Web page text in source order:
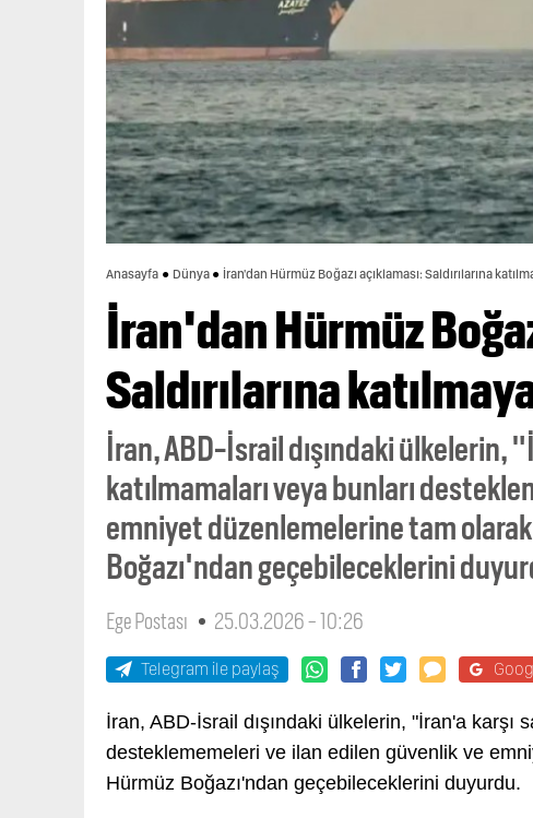
Anasayfa Dünya İran'dan Hürmüz Boğazı açıklaması: Saldırılarına
İran'dan Hürmüz
Saldırılarına
İran, ABD-İsrail dışındaki ülkelerin,
katılmamaları veya bunları
emniyet düzenlemelerine tam
Boğazı'ndan geçebileceklerini
Ege Postası 25.03.2026 - 10:26
Telegram ile paylaş
İran, ABD-İsrail dışındaki ülkelerin, "İran'a karşı
desteklememeleri ve ilan edilen güvenlik ve
Hürmüz Boğazı'ndan geçebileceklerini duyurdu.